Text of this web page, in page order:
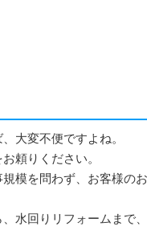
大変不便ですよね。
頼りください。
模を問わず、お客様の
水回りリフォームまで